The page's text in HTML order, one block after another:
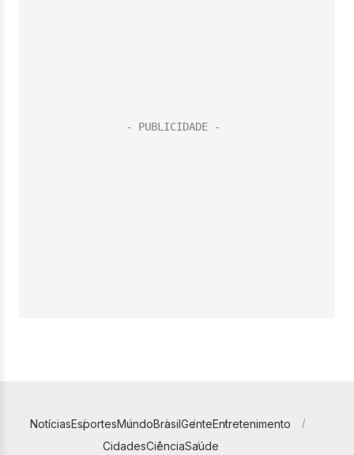
NotíciasEsportesMundoBrasilGenteEntretenimento
CidadesCiênciaSaúde